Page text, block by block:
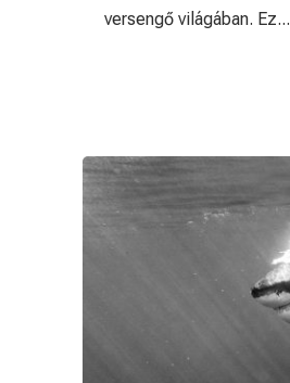
versengő világában. Ez...